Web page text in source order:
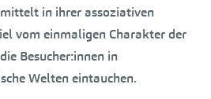
in ihrer assoziativen
vom einmaligen Charakter der
Besucher:innen in
Welten eintauchen.